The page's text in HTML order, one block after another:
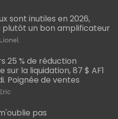
sont inutiles en 2026,
un bon amplificateur
Lionel
25 % de réduction
la liquidation, 87 $ AF1
Poignée de ventes
Eric
pas